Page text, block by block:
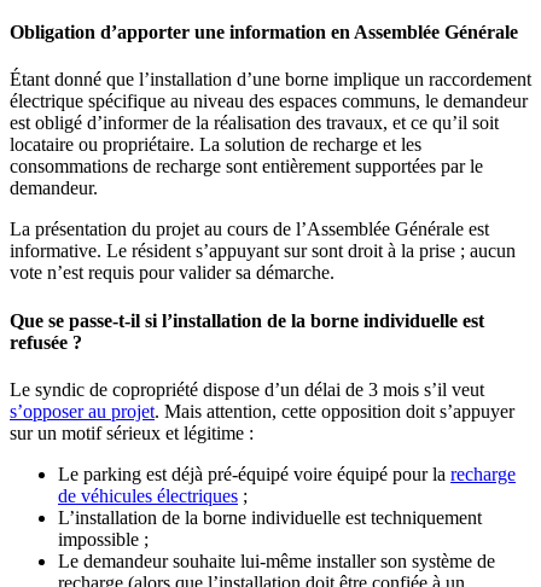
Obligation d’apporter une information en Assemblée Générale
Étant donné que l’installation d’une borne implique un raccordement
électrique spécifique au niveau des espaces communs, le demandeur
est obligé d’informer de la réalisation des travaux, et ce qu’il soit
locataire ou propriétaire. La solution de recharge et les
consommations de recharge sont entièrement supportées par le
demandeur.
La présentation du projet au cours de l’Assemblée Générale est
informative. Le résident s’appuyant sur sont droit à la prise ; aucun
vote n’est requis pour valider sa démarche.
Que se passe-t-il si l’installation de la borne individuelle est
refusée ?
Le syndic de copropriété dispose d’un délai de 3 mois s’il veut
s’opposer au projet. Mais attention, cette opposition doit s’appuyer
sur un motif sérieux et légitime :
Le parking est déjà pré-équipé voire équipé pour la recharge
de véhicules électriques ;
L’installation de la borne individuelle est techniquement
impossible ;
Le demandeur souhaite lui-même installer son système de
recharge (alors que l’installation doit être confiée à un